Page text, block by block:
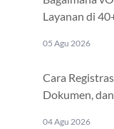
Layanan di
05 Agu 2026
Cara
Dokumen,
04 Agu 2026